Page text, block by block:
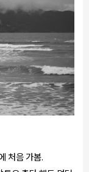
처음 가봄.